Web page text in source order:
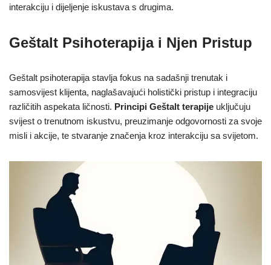
interakciju i dijeljenje iskustava s drugima.
Geštalt Psihoterapija i Njen Pristup
Geštalt psihoterapija stavlja fokus na sadašnji trenutak i
samosvijest klijenta, naglašavajući holistički pristup i integraciju
različitih aspekata ličnosti. Principi Geštalt terapije uključuju
svijest o trenutnom iskustvu, preuzimanje odgovornosti za svoje
misli i akcije, te stvaranje značenja kroz interakciju sa svijetom.